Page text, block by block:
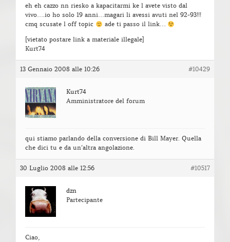
eh eh cazzo nn riesko a kapacitarmi ke l avete visto dal
vivo….io ho solo 19 anni…magari li avessi avuti nel 92-93!!!
cmq scusate l off topic
ade ti passo il link…
[vietato postare link a materiale illegale]
Kurt74
13 Gennaio 2008 alle 10:26 #10429
Kurt74
Amministratore del forum
qui stiamo parlando della conversione di Bill Mayer. Quella
che dici tu e da un’altra angolazione.
30 Luglio 2008 alle 12:56 #10517
dzn
Partecipante
Ciao,